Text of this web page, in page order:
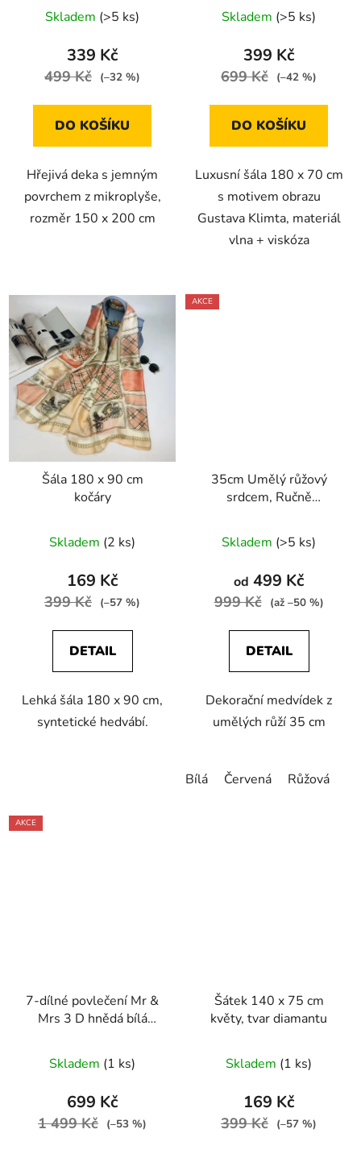
Skladem (>5 ks)
339 Kč
499 Kč (–32 %)
DO KOŠÍKU
Hřejivá deka s jemným
povrchem z mikroplyše,
rozměr 150 x 200 cm
Skladem (>5 ks)
399 Kč
699 Kč (–42 %)
DO KOŠÍKU
Luxusní šála 180 x 70 cm
s motivem obrazu
Gustava Klimta, materiál
vlna + viskóza
Šála 180 x 90 cm
kočáry
Skladem (2 ks)
169 Kč
399 Kč (–57 %)
DETAIL
Lehká šála 180 x 90 cm,
syntetické hedvábí.
AKCE
35cm Umělý růžový
srdcem, Ručně
Love Bear
Skladem (>5 ks)
od 499 Kč
999 Kč (až –50 %)
DETAIL
Dekorační medvídek z
umělých růží 35 cm
Bílá Červená Růžová
AKCE
7-dílné povlečení Mr &
Mrs 3 D hnědá bílá
postele
Skladem (1 ks)
699 Kč
1 499 Kč (–53 %)
Šátek 140 x 75 cm
květy, tvar diamantu
Skladem (1 ks)
169 Kč
399 Kč (–57 %)